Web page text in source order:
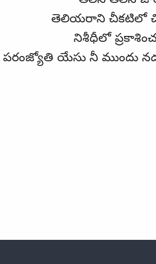
తెలియరాని చీకటిలో
నిశీధీలో
పరంజ్యోతి యేసు నీ ముందు